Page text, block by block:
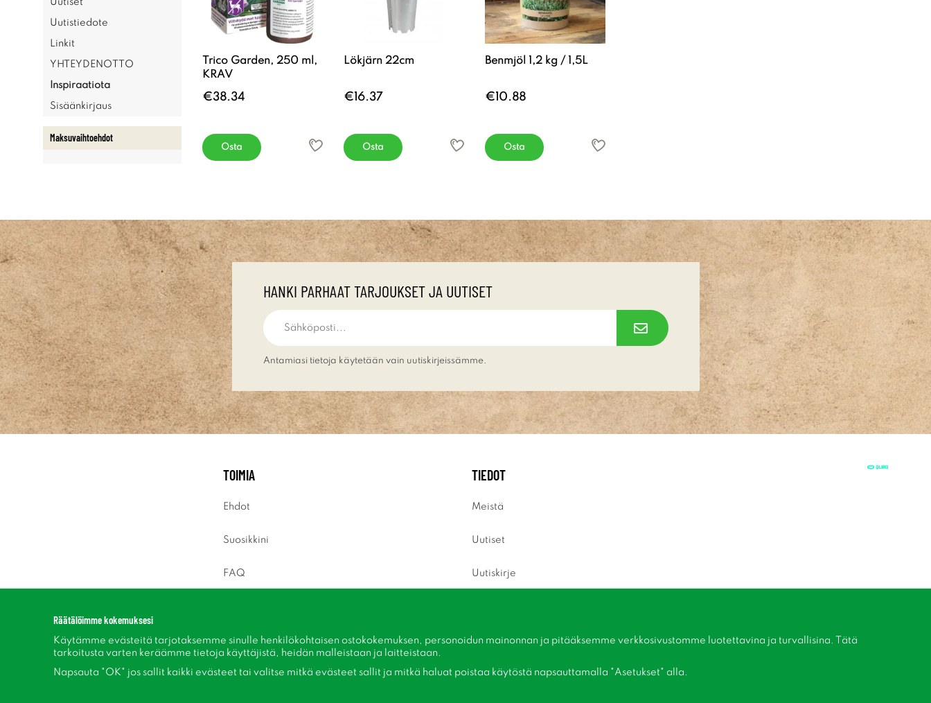
Uutiset
Uutistiedote
Linkit
YHTEYDENOTTO
Inspiraatiota
Sisäänkirjaus
Maksuvaihtoehdot
Trico Garden, 250 ml,
KRAV
€38.34
Osta
Lökjärn 22cm
€16.37
Osta
Benmjöl 1,2 kg / 1,5L
€10.88
Osta
HANKI PARHAAT TARJOUKSET JA UUTISET
Antamiasi tietoja käytetään vain uutiskirjeissämme.
TOIMIA
Ehdot
Suosikkini
FAQ
TIEDOT
Meistä
Uutiset
Uutiskirje
Inspiraatiota
Räätälöimme kokemuksesi
Käytämme evästeitä tarjotaksemme sinulle henkilökohtaisen ostokokemuksen, personoidun mainonnan ja pitääksemme verkkosivustomme luotettavina ja turvallisina. Tätä
tarkoitusta varten keräämme tietoja käyttäjistä, heidän malleistaan ​​ja laitteistaan.
Napsauta "OK" jos sallit kaikki evästeet tai valitse mitkä evästeet sallit ja mitkä haluat poistaa käytöstä napsauttamalla "Asetukset" alla.